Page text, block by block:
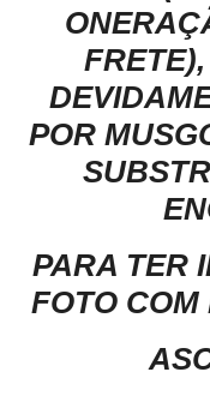
POR
PARA TER
FOTO COM